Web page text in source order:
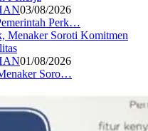
03/08/2026
Perk…
01/08/2026
Soro…